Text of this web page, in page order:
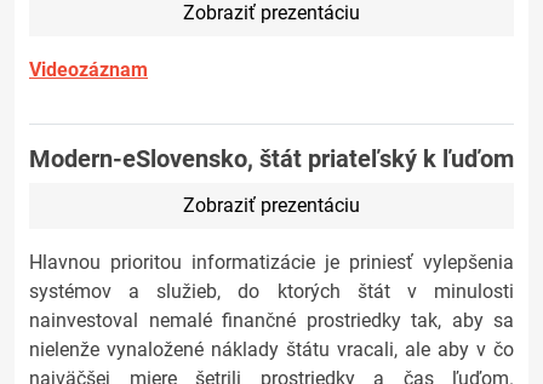
Zobraziť prezentáciu
Videozáznam
Modern-eSlovensko, štát priateľský k ľuďom
Zobraziť prezentáciu
Hlavnou prioritou informatizácie je priniesť vylepšenia
systémov a služieb, do ktorých štát v minulosti
nainvestoval nemalé finančné prostriedky tak, aby sa
nielenže vynaložené náklady štátu vracali, ale aby v čo
najväčšej miere šetrili prostriedky a čas ľuďom.